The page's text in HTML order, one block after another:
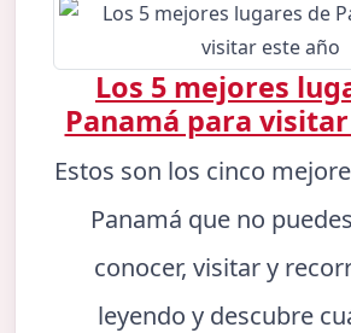
Los 5 mejores
Panamá para
Estos son los cinco
Panamá que no
conocer, visitar y
leyendo y descubre